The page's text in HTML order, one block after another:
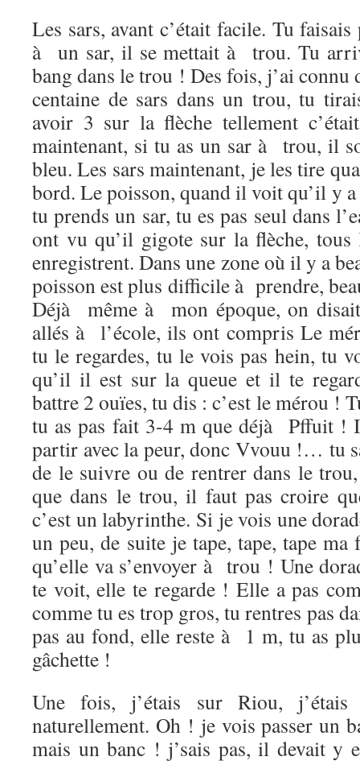
Les sars, avant c’était facile. Tu faisais
à un sar, il se mettait à trou. Tu
bang dans le trou ! Des fois, j’ai connu
centaine de sars dans un trou, tu
avoir 3 sur la flèche tellement
maintenant, si tu as un sar à trou, il
bleu. Les sars maintenant, je les tire
bord. Le poisson, quand il voit qu’il y
tu prends un sar, tu es pas seul dans
ont vu qu’il gigote sur la flèche,
enregistrent. Dans une zone où il y a
poisson est plus difficile à prendre,
Déjà même à mon époque, on
allés à l’école, ils ont compris Le
tu le regardes, tu le vois pas hein, tu
qu’il il est sur la queue et il te
battre 2 ouïes, tu dis : c’est le mérou !
tu as pas fait 3-4 m que déjà Pffuit !
partir avec la peur, donc Vvouu !… tu
de le suivre ou de rentrer dans le trou,
que dans le trou, il faut pas croire
c’est un labyrinthe. Si je vois une
un peu, de suite je tape, tape, tape
qu’elle va s’envoyer à trou ! Une
te voit, elle te regarde ! Elle a pas
comme tu es trop gros, tu rentres pas
pas au fond, elle reste à 1 m, tu as
gâchette !
Une fois, j’étais sur Riou,
naturellement. Oh ! je vois passer un
mais un banc ! j’sais pas, il devait y